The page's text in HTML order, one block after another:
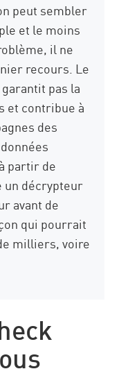
peut sembler
et le moins
il ne
recours. Le
pas la
et contribue à
des
partir de
un décrypteur
avant de
qui pourrait
milliers, voire